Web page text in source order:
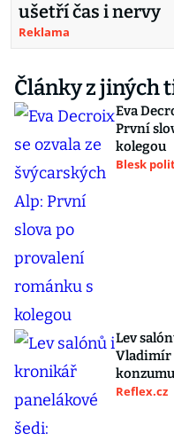
ušetří čas i nervy
Reklama
Články z jiných
Eva
První
kolegou
Blesk
Lev
Vladimír
Reflex.cz